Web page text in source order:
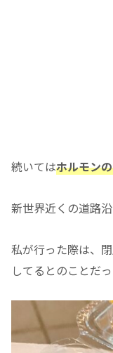
続いてはホルモン
新世界近くの道路
私が行った際は、
してるとのことだ